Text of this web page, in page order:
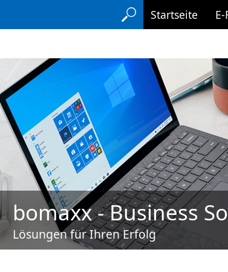
Startseite
bomaxx - Business
Lösungen für Ihren Erfolg
bomaxx - Business
Einführung der Elektronischen